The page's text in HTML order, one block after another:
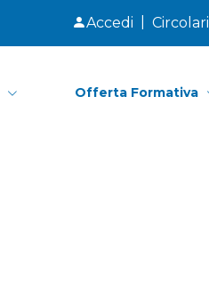
Accedi Circolari
Offerta Formativa